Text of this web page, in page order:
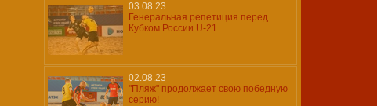
03.08.23
Генеральная репетиция перед
Кубком России U-21...
02.08.23
"Пляж" продолжает свою победную
серию!